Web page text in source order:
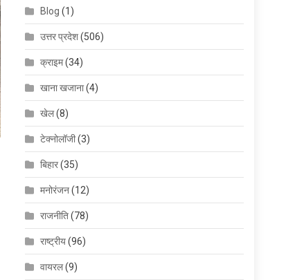
Blog (1)
उत्तर प्रदेश(506)
क्राइम(34)
खाना खजाना(4)
खेल(8)
टेक्नोलॉजी(3)
बिहार(35)
मनोरंजन(12)
राजनीति(78)
राष्ट्रीय(96)
वायरल(9)